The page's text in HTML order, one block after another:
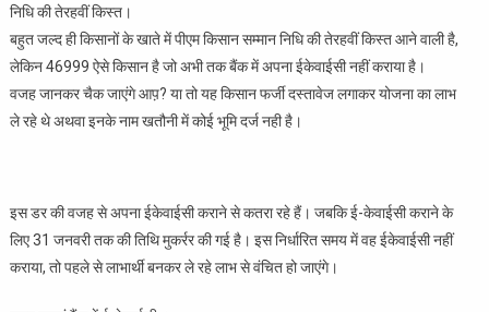
बहुत जल्द ही किसानों के खाते में पीएम किसान सम्मान निधि की तेरहवीं किस्त आने वाली है,
लेकिन 46999 ऐसे किसान है जो अभी तक बैंक में अपना ईकेवाईसी नहीं कराया है।
वजह जानकर चैक जाएंगे आप़? या तो यह किसान फर्जी दस्तावेज लगाकर योजना का लाभ
ले रहे थे अथवा इनके नाम खतौनी में कोई भूमि दर्ज नही है।
इस डर की वजह से अपना ईकेवाईसी कराने से कतरा रहे हैं। जबकि ई-केवाईसी कराने के
लिए 31 जनवरी तक की तिथि मुकर्रर की गई है। इस निर्धारित समय में वह ईकेवाईसी नहीं
कराया, तो पहले से लाभार्थी बनकर ले रहे लाभ से वंचित हो जाएंगे।